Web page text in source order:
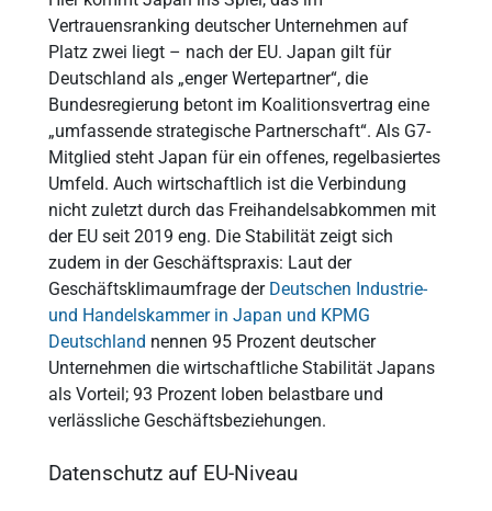
Vertrauensranking deutscher Unternehmen auf
Platz zwei liegt – nach der EU. Japan gilt für
Deutschland als „enger Wertepartner“, die
Bundesregierung betont im Koalitionsvertrag eine
„umfassende strategische Partnerschaft“. Als G7-
Mitglied steht Japan für ein offenes, regelbasiertes
Umfeld. Auch wirtschaftlich ist die Verbindung
nicht zuletzt durch das Freihandelsabkommen mit
der EU seit 2019 eng. Die Stabilität zeigt sich
zudem in der Geschäftspraxis: Laut der
Geschäftsklimaumfrage der Deutschen Industrie-
und Handelskammer in Japan und KPMG
Deutschland nennen 95 Prozent deutscher
Unternehmen die wirtschaftliche Stabilität Japans
als Vorteil; 93 Prozent loben belastbare und
verlässliche Geschäftsbeziehungen.
Datenschutz auf EU-Niveau